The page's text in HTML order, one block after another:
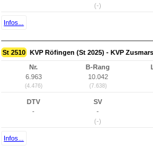
(-)
Infos...
St 2510 KVP Röfingen (St 2025) - KVP
Nr.
6.963
(4.476)
B-Rang
10.042
(7.638)
DTV
-
SV
-
(-)
Infos...